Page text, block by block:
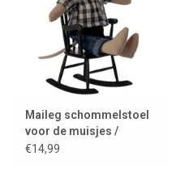
Maileg schommelstoel
voor de muisjes /
anthraciet
€14,99